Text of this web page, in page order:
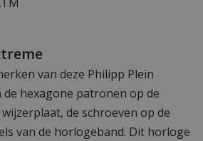
van deze Philipp Plein
hexagone patronen op de
de schroeven op de
van de horlogeband. Dit horloge